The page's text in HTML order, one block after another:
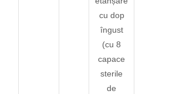
cu dop
îngust
(cu 8
capace
sterile
de